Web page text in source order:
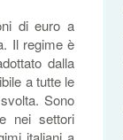
di euro a
Il regime è
dalla
a tutte le
Sono
nei settori